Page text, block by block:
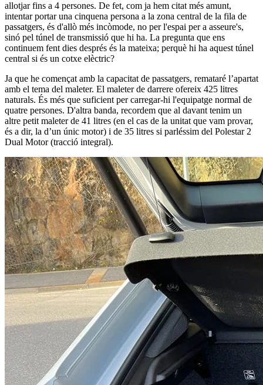
allotjar fins a 4 persones. De fet, com ja hem citat més amunt,
intentar portar una cinquena persona a la zona central de la fila de
passatgers, és d'allò més incòmode, no per l'espai per a asseure's,
sinó pel túnel de transmissió que hi ha. La pregunta que ens
continuem fent dies després és la mateixa; perquè hi ha aquest túnel
central si és un cotxe elèctric?
Ja que he començat amb la capacitat de passatgers, remataré l’apartat
amb el tema del maleter. El maleter de darrere ofereix 425 litres
naturals. És més que suficient per carregar-hi l'equipatge normal de
quatre persones. D'altra banda, recordem que al davant tenim un
altre petit maleter de 41 litres (en el cas de la unitat que vam provar,
és a dir, la d’un únic motor) i de 35 litres si parléssim del Polestar 2
Dual Motor (tracció integral).